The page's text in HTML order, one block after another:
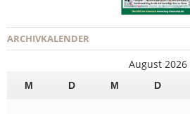
ARCHIVKALENDER
August 2026
M D M D